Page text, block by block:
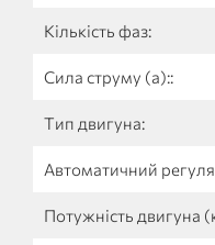
Кількість фаз:
Сила струму (а)::
Тип двигуна:
Автоматичний
Потужність двигуна